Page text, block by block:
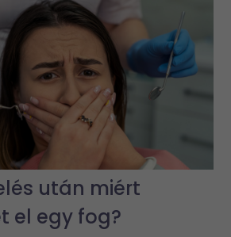
után miért
el egy fog?